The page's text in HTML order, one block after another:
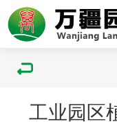
工业园区